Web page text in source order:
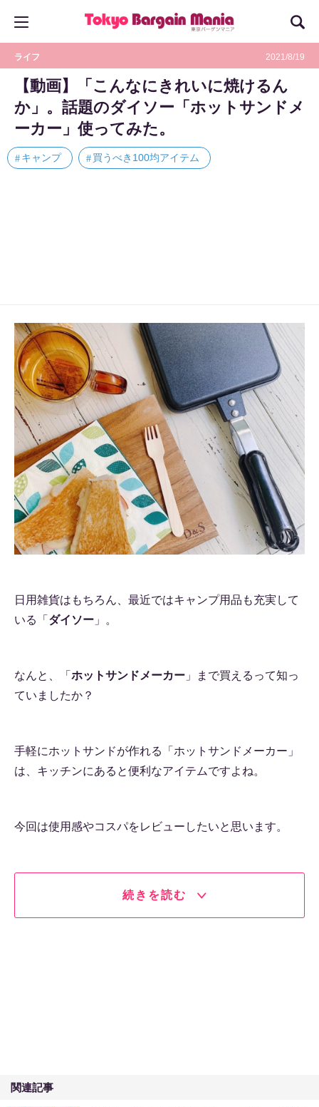
ライフ 2021/8/19
【動画】「こんなにきれいに焼けるん
か」。話題のダイソー「ホットサンドメ
ーカー」使ってみた。
キャンプ 買うべき100均アイテム
日用雑貨はもちろん、最近ではキャンプ用品も充実して
いる「 ダイソー 」。
なんと、「 ホットサンドメーカー 」まで買えるって知っ
ていましたか？
手軽にホットサンドが作れる「ホットサンドメーカー」
は、キッチンにあると便利なアイテムですよね。
今回は使用感やコスパをレビューしたいと思います。
続きを読む
関連記事